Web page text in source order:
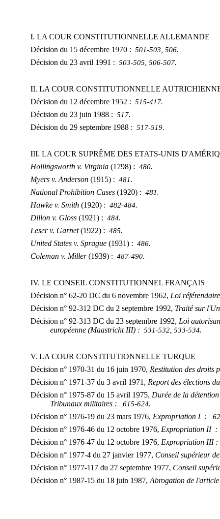
I. LA COUR CONSTITUTIONNELLE ALLEMANDE
Décision du 15 décembre 1970 : 501-503, 506.
Décision du 23 avril 1991 : 503-505, 506-507.
II. LA COUR CONSTITUTIONNELLE
Décision du 12 décembre 1952 : 515-417.
Décision du 23 juin 1988 : 517.
Décision du 29 septembre 1988 : 517-519.
III. LA COUR SUPRÊME DES ETATS-UNIS
Hollingsworth v. Virginia (1798) : 480.
Myers v. Anderson (1915) : 481.
National Prohibition Cases (1920) : 481.
Hawke v. Smith (1920) : 482-484.
Dillon v. Gloss (1921) : 484.
Leser v. Garnet(1922) : 485.
United States v. Sprague (1931) : 486.
Coleman v. Miller(1939) : 487-490.
IV. LE CONSEIL CONSTITUTIONNEL FRANÇAIS
Décision n° 62‑20 DC du 6 novembre 1962, Loi référendaire
Décision n° 92-312 DC du 2 septembre 1992, Traité sur
Décision n° 92-313 DC du 23 septembre 1992, Loi
européenne (Maastricht III) : 531-532, 533-534.
V. LA COUR CONSTITUTIONNELLE TURQUE
Décision n° 1970-31 du 16 juin 1970, Restitution des droits
Décision n° 1971-37 du 3 avril 1971, Report des élections
Décision n° 1975-87 du 15 avril 1975, Durée de la
Tribunaux militaires : 615‑624.
Décision n° 1976-19 du 23 mars 1976, Expropriation I :
Décision n° 1976-46 du 12 octobre 1976, Expropriation
Décision n° 1976-47 du 12 octobre 1976, Expropriation
Décision n° 1977-4 du 27 janvier 1977, Conseil supérieur
Décision n° 1977-117 du 27 septembre 1977, Conseil
Décision n° 1987-15 du 18 juin 1987, Abrogation de